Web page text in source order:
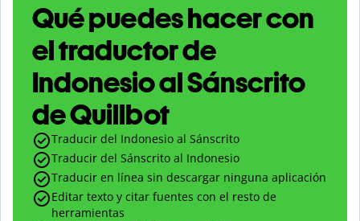
Qué puedes hacer con
el traductor de
Indonesio al Sánscrito
de Quillbot
Traducir del Indonesio al Sánscrito
Traducir del Sánscrito al Indonesio
Traducir en línea sin descargar ninguna aplicación
Editar texto y citar fuentes con el resto de
herramientas